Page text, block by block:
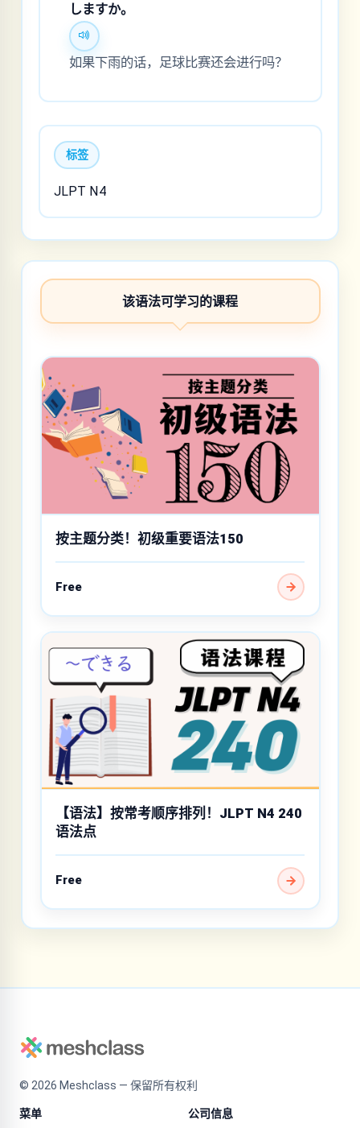
しますか。
如果下雨的话，足球比赛还会进行吗？
标签
JLPT N4
该语法可学习的课程
按主题分类！初级重要语法150
Free
【语法】按常考顺序排列！JLPT N4 240
语法点
Free
© 2026 Meshclass — 保留所有权利
菜单 公司信息